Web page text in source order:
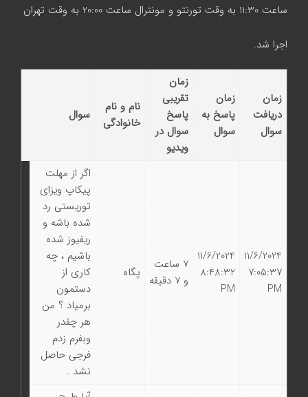
ساعت 11:30 به وقت تورنتو و مونترال ساعت 20:00 به وقت تهران
اجرا شد.
زمان
دریافت
سوال
زمان
پاسخ به
سوال
زمان
تقریبی
پاسخ
سوال در
ویدیو
نام و نام
خانوادگی
سوال
11/6/2024
7:05:37
PM
11/6/2024
8:48:32
PM
7 ساعت
و 7 دقیقه
پگاه
اگر از مهلت
پیکاپ ویزای
توریستی رد
شده باشه و
ریفیوز شده
باشیم ، چه
کاری از
دستمون
برمیاد ؟ من
هر چقدر
وبفرم زدم
فرجی حاصل
نشد .